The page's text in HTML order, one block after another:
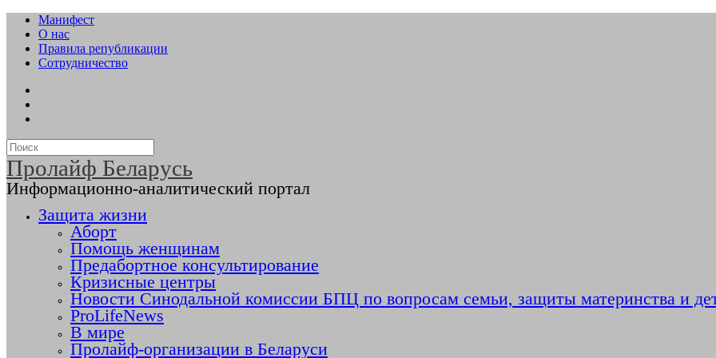
Манифест
О нас
Правила републикации
Сотрудничество
Пролайф Беларусь
Информационно-аналитический портал
Защита жизни
Аборт
Помощь женщинам
Предабортное консультирование
Кризисные центры
Новости Синодальной комиссии БПЦ по вопросам семьи, защиты материнства и
ProLifeNews
В мире
Пролайф-организации в Беларуси